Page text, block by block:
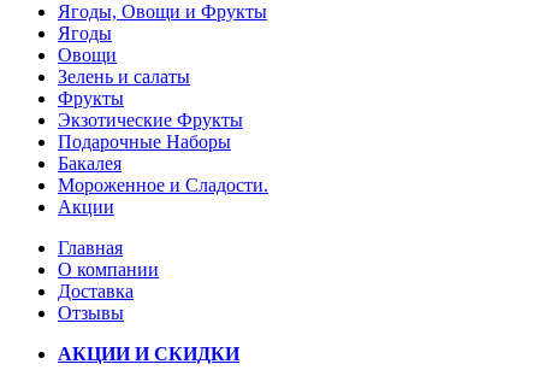
Ягоды, Овощи и Фрукты
Ягоды
Овощи
Зелень и салаты
Фрукты
Экзотические Фрукты
Подарочные Наборы
Бакалея
Мороженное и Сладости.
Акции
Главная
О компании
Доставка
Отзывы
АКЦИИ И СКИДКИ